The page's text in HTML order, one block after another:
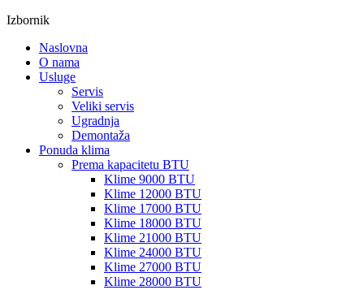
Izbornik
Naslovna
O nama
Usluge
Servis
Veliki servis
Ugradnja
Demontaža
Ponuda klima
Prema kapacitetu BTU
Klime 9000 BTU
Klime 12000 BTU
Klime 17000 BTU
Klime 18000 BTU
Klime 21000 BTU
Klime 24000 BTU
Klime 27000 BTU
Klime 28000 BTU